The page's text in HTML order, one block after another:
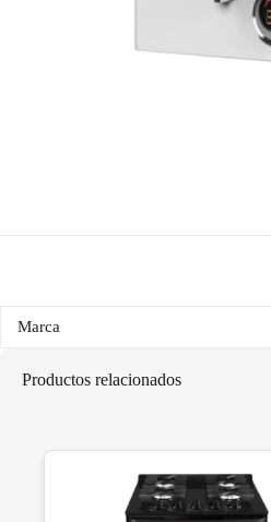
Marca
Productos relacionados